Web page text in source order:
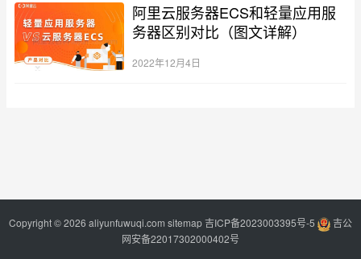
阿里云服务器ECS和轻量应用服
务器区别对比（图文详解）
2022年12月4日
Copyright © 2026 aliyunfuwuqi.com sitemap吉ICP备2023003395号-5
吉公
网安备22017302000402号